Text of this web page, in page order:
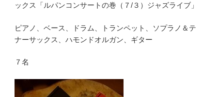
ックス「ルパンコンサートの巻（７/３）ジャズライブ」
ピアノ、ベース、ドラム、トランペット、ソプラノ＆テ
ナーサックス、ハモンドオルガン、ギター
７名